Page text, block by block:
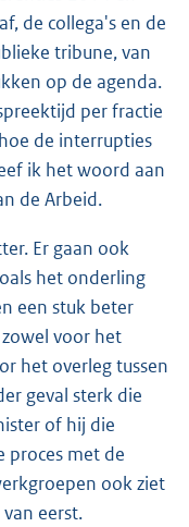
de collega's en de
tribune, van
op de agenda.
per fractie
de interrupties
ik het woord aan
de Arbeid.
Er gaan ook
het onderling
een stuk beter
voor het
het overleg tussen
geval sterk die
of hij die
proces met de
ook ziet
eerst.